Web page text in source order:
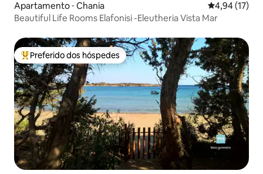
Apartamento ⋅ Chania 4,94 de uma
4,94 (17)
Beautiful Life Rooms Elafonisi -Eleutheria Vista Mar
Entre os melhores preferidos dos hóspedes
Preferido dos hóspedes